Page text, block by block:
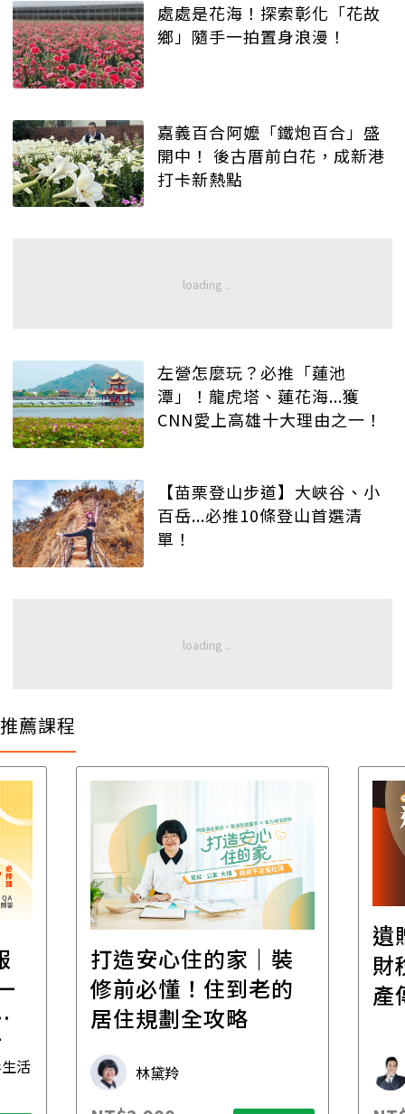
處處是花海！探索彰化「花故
鄉」隨手一拍置身浪漫！
嘉義百合阿嬤「鐵炮百合」盛
開中！ 後古厝前白花，成新港
打卡新熱點
左營怎麼玩？必推「蓮池
潭」！龍虎塔、蓮花海...獲
CNN愛上高雄十大理由之一！
【苗栗登山步道】大峽谷、小
百岳...必推10條登山首選清
單！
推薦課程
活
打造安心住的家｜裝
修前必懂！住到老的
居住規劃全攻略
林黛羚
遺
財
產